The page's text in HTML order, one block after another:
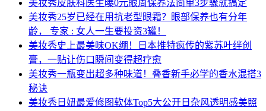
美妆秀皮肤科医生曝0元眼周保养法简单3步骤就搞定
美妆秀25岁已经在用抗老型眼霜？眼部保养也有分年
龄， 专家 : 女人一生要投资3罐！
美妆秀史上最美味OK绷！日本推特疯传的紫苏叶绊创
膏，一贴让伤口瞬间变得超疗愈
美妆秀一瓶变出超多种味道！叠香新手必学的香水混搭3
秘诀
美妆秀 日妞最爱修图软体Top5大公开日杂风透明感美照